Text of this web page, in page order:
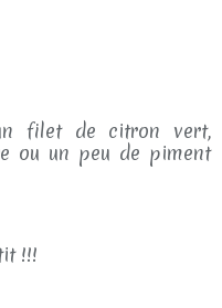
filet de citron vert,
ou un peu de piment
!!!